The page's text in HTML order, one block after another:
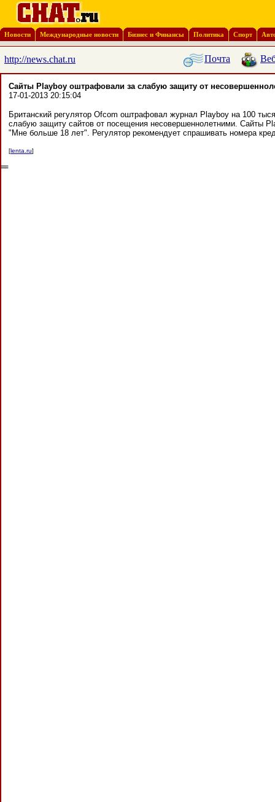
Новости Международные новости Бизнес и Финансы Политика Спорт
http://news.chat.ru Почта
Сайты Playboy оштрафовали за слабую защиту от
17-01-2013 20:15:04
Британский регулятор Ofcom оштрафовал журнал Playboy на 100
слабую защиту сайтов от посещения несовершеннолетними. Сайты
"Мне больше 18 лет". Регулятор рекомендует спрашивать номера
[lenta.ru]
═